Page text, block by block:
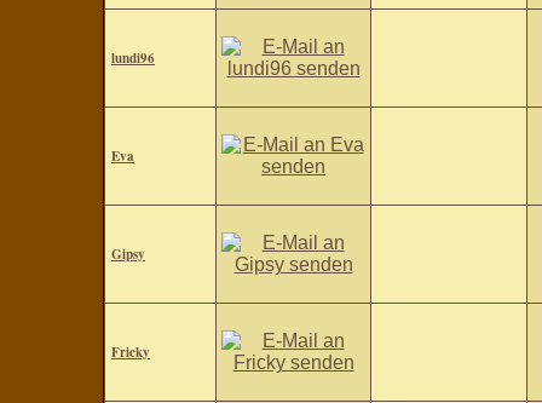
lundi96
Eva
Gipsy
Fricky